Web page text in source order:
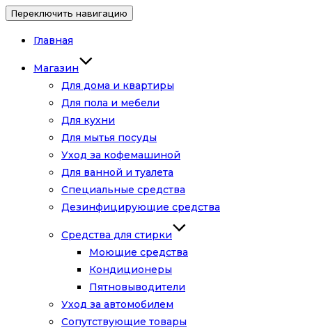
Переключить навигацию
Главная
Магазин
Для дома и квартиры
Для пола и мебели
Для кухни
Для мытья посуды
Уход за кофемашиной
Для ванной и туалета
Специальные средства
Дезинфицирующие средства
Средства для стирки
Моющие средства
Кондиционеры
Пятновыводители
Уход за автомобилем
Сопутствующие товары